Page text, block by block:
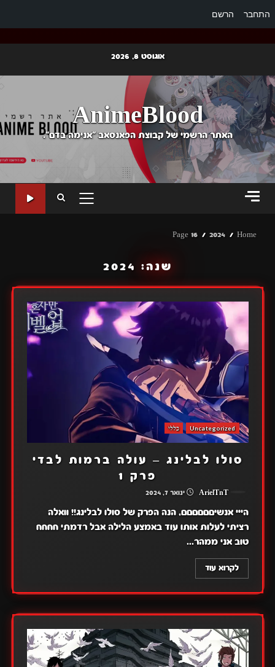
התחבר הרשם
content
אוגוסט 8, 2026
AnimeBlood
האתר הרשמי של קבוצת הפאנסאב "אנימה בדם".
PRIMARY
Home
2024
Page 16
שנה: 2024
Uncategorized כללי
סולו לבלינג – עולה ברמות לבדי
פרק 1
ArielTnT ינואר 7, 2024
הייי אנשיםםםםםם, הנה הפרק של סולו לבלינג!! וואלה
רציתי לעלות אותו עוד באמצע הלילה אבל רדמתי חחחח
טוב אני ממהר...
לקרוא עוד